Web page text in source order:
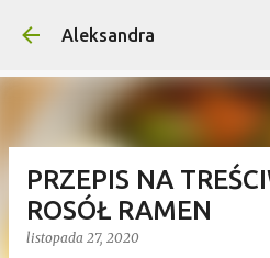
Przejdź do
Aleksandra
PRZEPIS NA
ROSÓŁ RAMEN
listopada 27, 2020